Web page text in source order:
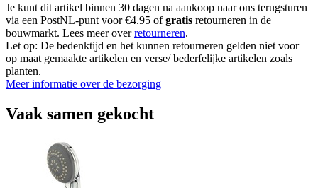
Je kunt dit artikel binnen 30 dagen na aankoop naar ons terugsturen
via een PostNL-punt voor €4.95 ofgratis retourneren in de
bouwmarkt. Lees meer overretourneren.
Let op: De bedenktijd en het kunnen retourneren gelden niet voor
op maat gemaakte artikelen en verse/ bederfelijke artikelen zoals
planten.
Meer informatie over de bezorging
Vaak samen gekocht